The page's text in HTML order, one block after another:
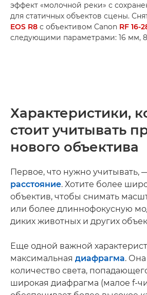
эффект «молочной реки» с
для статичных объектов сцены.
EOS R8 с объективом Canon RF 16-
следующими параметрами: 16 мм, 8
Характеристики,
стоит учитывать
нового объектива
Первое, что нужно учитывать,
расстояние. Хотите более
объектив, чтобы снимать
или более длиннофокусную
диких животных и других
Еще одной важной
максимальная диафрагма.
количество света,
широкая диафрагма (малое f-